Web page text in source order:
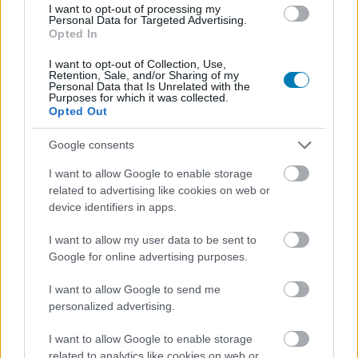
I want to opt-out of processing my
Personal Data for Targeted Advertising.
Opted In
I want to opt-out of Collection, Use,
Retention, Sale, and/or Sharing of my
Personal Data that Is Unrelated with the
Purposes for which it was collected.
Opted Out
Google consents
I want to allow Google to enable storage
related to advertising like cookies on web or
device identifiers in apps.
I want to allow my user data to be sent to
Google for online advertising purposes.
I want to allow Google to send me
personalized advertising.
I want to allow Google to enable storage
related to analytics like cookies on web or
Tournament of Legends - Teszt
2010 szeptember 3. 12:31
Titánok és egyéb kretének összecsapása. Van-
e helye ennek a küzdelemnek a Street Fighter,
Tekken és Dead or Alive mellett?
Unmute Loaded:
A High Voltage Software csapata egy szerethető
hardcore játékokat készítő alakulat, annak ellenére, hogy
a kifejezetten jóra sikeredett Conduit nem dalolt olyan
vígan a kasszáknál.
Legújabb próbálkozásuk a
Tournament of Legends, mely a Wii-n csöppet